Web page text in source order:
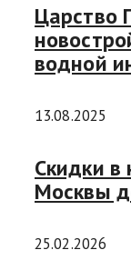
Царство
водной
13.08.2025
Скидки в
Москвы
25.02.2026